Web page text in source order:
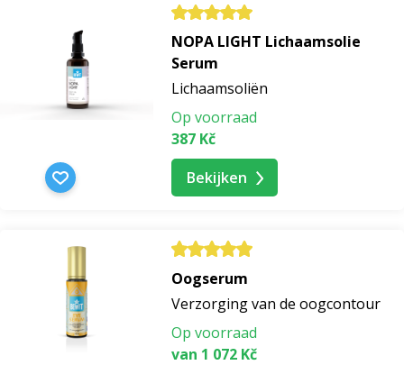
NOPA LIGHT Lichaamsolie
Serum
Lichaamsoliën
Op voorraad
387 Kč
Bekijken
Oogserum
Verzorging van de oogcontour
Op voorraad
van 1 072 Kč